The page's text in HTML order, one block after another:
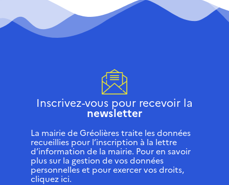
Inscrivez-vous pour recevoir la
newsletter
La mairie de Gréolières traite les données
recueillies pour l’inscription à la lettre
d’information de la mairie. Pour en savoir
plus sur la gestion de vos données
personnelles et pour exercer vos droits,
cliquez ici.